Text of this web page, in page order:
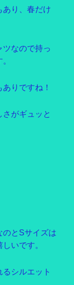
あり、春だけ
ツなので持っ
りですね！
がギュッと
のとSサイズは
いです。
シルエット